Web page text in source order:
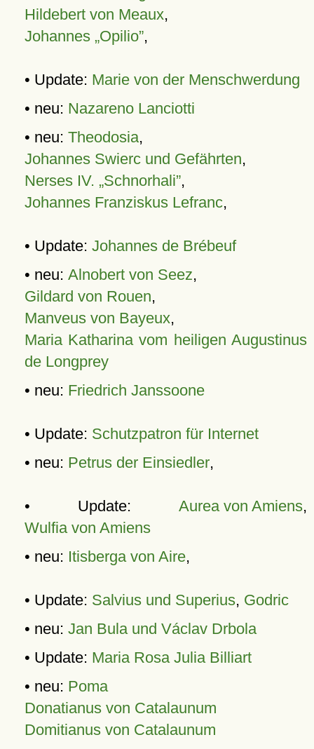
Hildebert von Meaux,
Johannes „Opilio”,
• Update: Marie von der Menschwerdung
• neu: Nazareno Lanciotti
• neu: Theodosia,
Johannes Swierc und Gefährten,
Nerses IV. „Schnorhali”,
Johannes Franziskus Lefranc,
• Update: Johannes de Brébeuf
• neu: Alnobert von Seez,
Gildard von Rouen,
Manveus von Bayeux,
Maria Katharina vom heiligen Augustinus
de Longprey
• neu: Friedrich Janssoone
• Update: Schutzpatron für Internet
• neu: Petrus der Einsiedler,
• Update: Aurea von Amiens,
Wulfia von Amiens
• neu: Itisberga von Aire,
• Update: Salvius und Superius, Godric
• neu: Jan Bula und Václav Drbola
• Update: Maria Rosa Julia Billiart
• neu: Poma
Donatianus von Catalaunum
Domitianus von Catalaunum